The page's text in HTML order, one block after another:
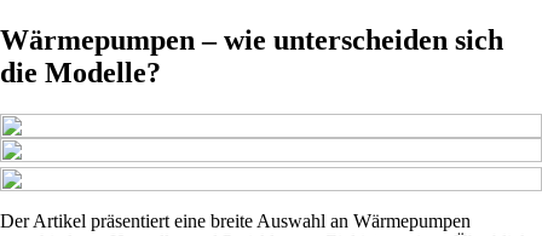
Wärmepumpen – wie unterscheiden sich
die Modelle?
Der Artikel präsentiert eine breite Auswahl an Wärmepumpen